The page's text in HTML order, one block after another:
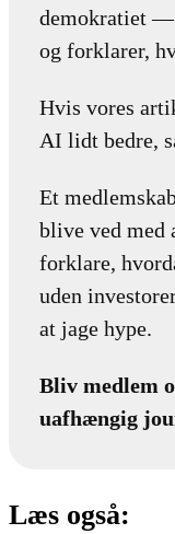
demokratiet —
og forklarer,
Hvis vores
AI lidt bedre,
Et
blive ved med
forklare,
uden
at jage hype.
Bliv medlem
uafhængig
Læs også: